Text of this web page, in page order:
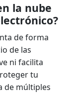
la nube
de forma
de las
ni facilita
tu
de múltiples